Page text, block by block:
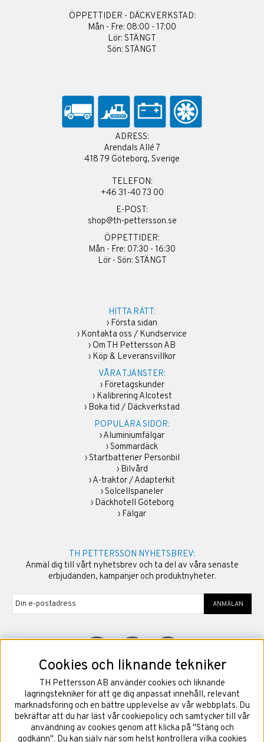
ÖPPETTIDER - DÄCKVERKSTAD:
Mån - Fre: 08:00 - 17:00
Lör: STÄNGT
Sön: STÄNGT
ADRESS:
Arendals Allé 7
418 79 Göteborg, Sverige
TELEFON:
+46 31-40 73 00
E-POST:
shop@th-pettersson.se
ÖPPETTIDER:
Mån - Fre: 07:30 - 16:30
Lör - Sön: STÄNGT
HITTA RÄTT:
› Första sidan
› Kontakta oss / Kundservice
› Om TH Pettersson AB
› Köp & Leveransvillkor
VÅRA TJÄNSTER:
› Företagskunder
› Kalibrering Alcotest
› Boka tid / Däckverkstad
POPULÄRA SIDOR:
›Aluminiumfälgar
›Sommardäck
›Startbatterier Personbil
› Bilvård
›A-traktor / Adapterkit
›Solcellspaneler
› Däckhotell Göteborg
› Fälgar
TH PETTERSSON NYHETSBREV:
Anmäl dig till vårt nyhetsbrev och ta del av våra senaste
erbjudanden, kampanjer och produktnyheter.
ANMÄLAN
©2026Copyright TH Pettersson AB
Cookies och liknande tekniker
TH Pettersson AB använder cookies och liknande
lagringstekniker för att ge dig anpassat innehåll, relevant
marknadsföring och en bättre upplevelse av vår webbplats. Du
bekräftar att du har läst vår cookiepolicy och samtycker till vår
användning av cookies genom att klicka på "Stäng och
godkänn". Du kan själv när som helst kontrollera vilka cookies